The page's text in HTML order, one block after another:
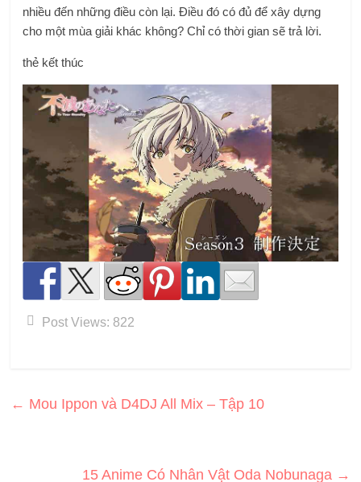
nhiều đến những điều còn lại. Điều đó có đủ để xây dựng
cho một mùa giải khác không? Chỉ có thời gian sẽ trả lời.
thẻ kết thúc
Post Views: 822
← Mou Ippon và D4DJ All Mix – Tập 10
15 Anime Có Nhân Vật Oda Nobunaga →